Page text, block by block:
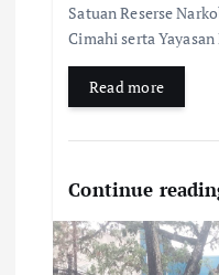
Satuan Reserse
Cimahi serta
Read more
Continue